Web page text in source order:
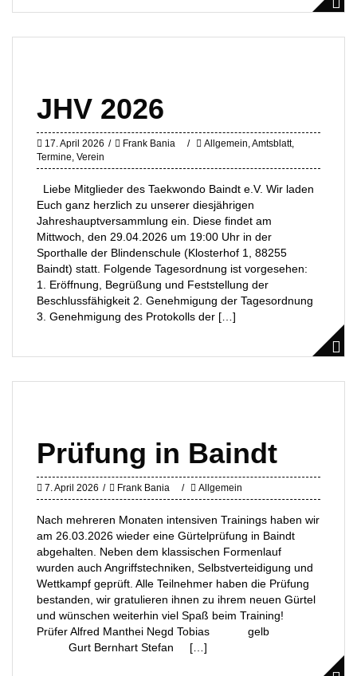
JHV 2026
17. April 2026 Frank Bania Allgemein,Amtsblatt,
Termine, Verein
Liebe Mitglieder des Taekwondo Baindt e.V. Wir laden
Euch ganz herzlich zu unserer diesjährigen
Jahreshauptversammlung ein. Diese findet am
Mittwoch, den 29.04.2026 um 19:00 Uhr in der
Sporthalle der Blindenschule (Klosterhof 1, 88255
Baindt) statt. Folgende Tagesordnung ist vorgesehen:
1. Eröffnung, Begrüßung und Feststellung der
Beschlussfähigkeit 2. Genehmigung der Tagesordnung
3. Genehmigung des Protokolls der […]
Prüfung in Baindt
7. April 2026 Frank Bania Allgemein
Nach mehreren Monaten intensiven Trainings haben wir
am 26.03.2026 wieder eine Gürtelprüfung in Baindt
abgehalten. Neben dem klassischen Formenlauf
wurden auch Angriffstechniken, Selbstverteidigung und
Wettkampf geprüft. Alle Teilnehmer haben die Prüfung
bestanden, wir gratulieren ihnen zu ihrem neuen Gürtel
und wünschen weiterhin viel Spaß beim Training!
Prüfer Alfred Manthei Negd Tobias gelb
Gurt Bernhart Stefan […]